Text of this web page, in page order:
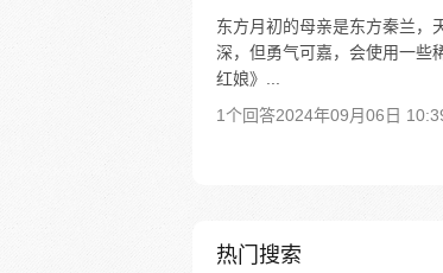
东方月初的母亲是东方秦兰，
深，但勇气可嘉，会使用一些
红娘》...
1个回答2024年09月06日
热门搜索